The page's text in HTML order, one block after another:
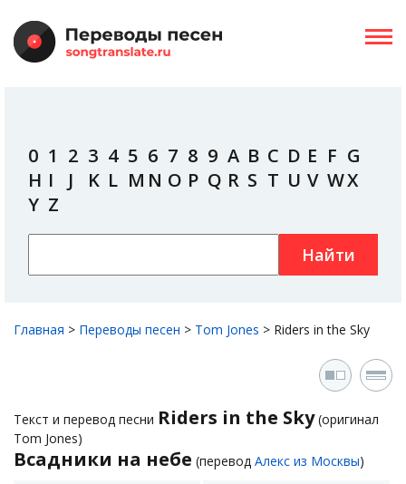
0 1 2 3 4 5 6 7 8 9 A B C D E F G
H I J K L M N O P Q R S T U V WX
Y Z
Найти
Главная > Переводы песен > Tom Jones > Riders in the Sky
Текст и перевод песни Riders in the Sky(оригинал
Tom Jones)
Всадники на небе (перевод Алекс из Москвы)